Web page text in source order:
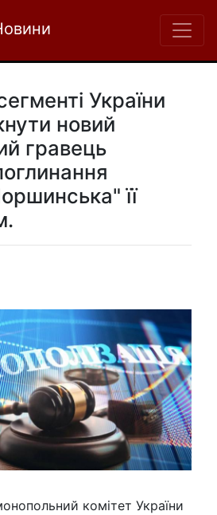
України
новий
гравець
її
комітет України